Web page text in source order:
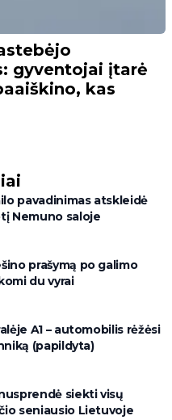
gyventojai įtarė
kas
pavadinimas atskleidė
Nemuno saloje
prašymą po galimo
du vyrai
A1 – automobilis rėžėsi
(papildyta)
siekti visų
seniausio Lietuvoje